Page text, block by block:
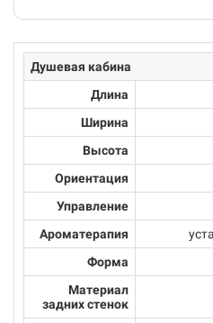
Душевая кабина
Длина
Ширина
Высота
Ориентация
Управление
Ароматерапия
Форма
Материал
задних стенок